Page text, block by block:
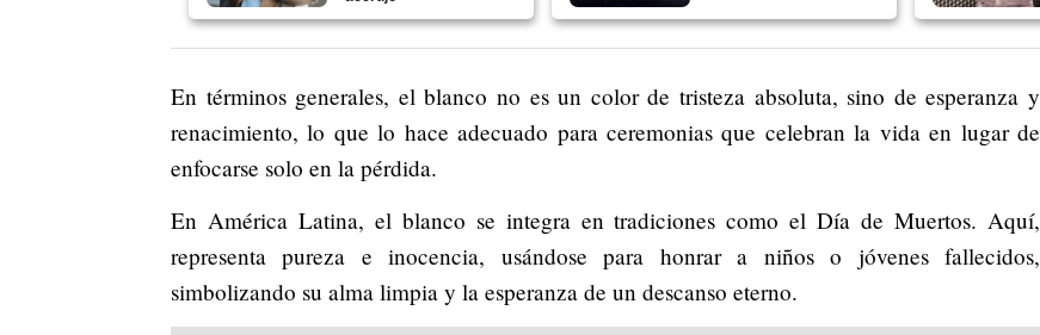
En términos generales, el blanco no es un color de tristeza absoluta, sino de esperanza y
renacimiento, lo que lo hace adecuado para ceremonias que celebran la vida en lugar de
enfocarse solo en la pérdida.
En América Latina, el blanco se integra en tradiciones como el Día de Muertos. Aquí,
representa pureza e inocencia, usándose para honrar a niños o jóvenes fallecidos,
simbolizando su alma limpia y la esperanza de un descanso eterno.